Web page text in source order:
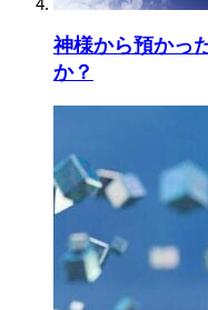
神様から預かっ
か？